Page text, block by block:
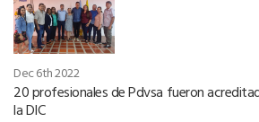
Dec 6th 2022
20 profesionales de Pdvsa fueron
la DIC